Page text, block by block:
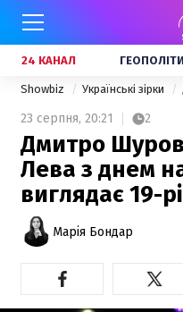
24 КАНАЛ
Showbiz Українські зірки
23 серпня, 20:21 2
Дмитро
Лева з днем
виглядає 19-
Марія Бондар